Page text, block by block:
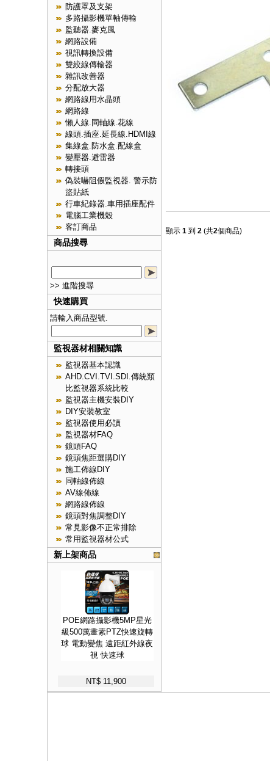
防護罩及支架
多路攝影機單軸傳輸
監聽器.麥克風
網路設備
視訊轉換設備
雙絞線傳輸器
雜訊改善器
分配放大器
網路線用水晶頭
網路線
懶人線.同軸線.花線
線頭.插座.延長線.HDMI線
集線盒.防水盒.配線盒
變壓器.避雷器
轉接頭
偽裝嚇阻假監視器. 警示防
盜貼紙
行車紀錄器.車用插座配件
電腦工業機殼
客訂商品
商品搜尋
>> 進階搜尋
快速購買
請輸入商品型號.
監視器材相關知識
監視器基本認識
AHD.CVI.TVI.SDI.傳統類
比監視器系統比較
監視器主機安裝DIY
DIY安裝教室
監視器使用必讀
監視器材FAQ
鏡頭FAQ
鏡頭焦距選購DIY
施工佈線DIY
同軸線佈線
AV線佈線
網路線佈線
鏡頭對焦調整DIY
常見影像不正常排除
常用監視器材公式
新上架商品
POE網路攝影機5MP星光
級500萬畫素PTZ快速旋轉
球 電動變焦 遠距紅外線夜
視 快速球
NT$ 11,900
顯示 1到 2(共2個商品)